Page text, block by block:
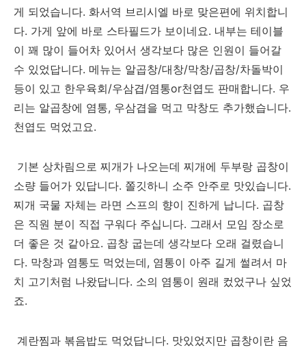
게 되었습니다. 화서역 브리시엘 바로 맞은편에 위치합니
다. 가게 앞에 바로 스타필드가 보이네요. 내부는 테이블
이 꽤 많이 들어차 있어서 생각보다 많은 인원이 들어갈
수 있었답니다. 메뉴는 알곱창/대창/막창/곱창/차돌박이
등이 있고 한우육회/우삼겹/염통or천엽도 판매합니다. 우
리는 알곱창에 염통, 우삼겹을 먹고 막창도 추가했습니다.
천엽도 먹었고요.
기본 상차림으로 찌개가 나오는데 찌개에 두부랑 곱창이
소량 들어가 있답니다. 쫄깃하니 소주 안주로 맛있습니다.
찌개 국물 자체는 라면 스프의 향이 진하게 납니다. 곱창
은 직원 분이 직접 구워다 주십니다. 그래서 모임 장소로
더 좋은 것 같아요. 곱창 굽는데 생각보다 오래 걸렸습니
다. 막창과 염통도 먹었는데, 염통이 아주 길게 썰려서 마
치 고기처럼 나왔답니다. 소의 염통이 원래 컸었구나 싶었
죠.
계란찜과 볶음밥도 먹었답니다. 맛있었지만 곱창이란 음